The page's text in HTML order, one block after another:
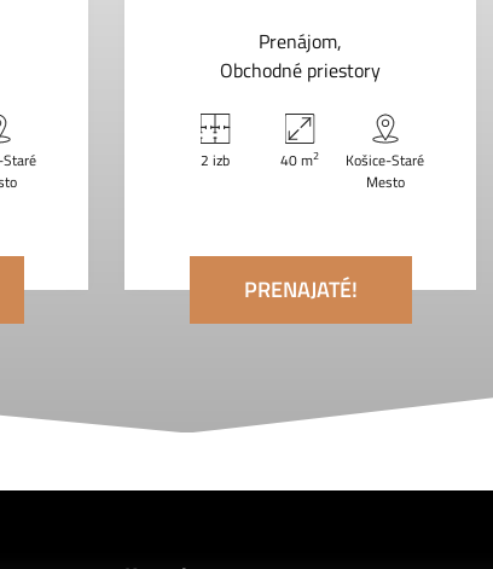
Prenájom
Obchodné priestory
2 izb 40 m2
Košice-Staré
Mesto
PRENAJATÉ!